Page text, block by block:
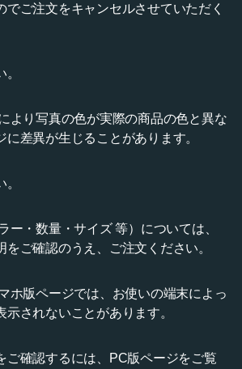
でご注文をキャンセルさせていただく
より写真の色が実際の商品の色と異な
に差異が生じることがあります。
ー・数量・サイズ 等）については、
ご確認のうえ、ご注文ください。
ホ版ページでは、お使いの端末によっ
示されないことがあります。
ご確認するには、PC版ページをご覧